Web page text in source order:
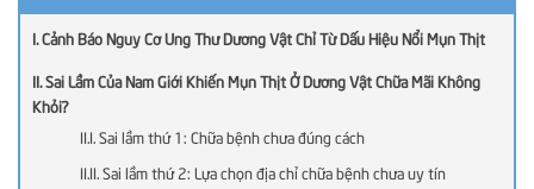
Cảnh Báo Nguy Cơ Ung Thư Dương Vật Chỉ Từ Dấu Hiệu Nổi Mụn Thịt
Sai Lầm Của Nam Giới Khiến Mụn Thịt Ở Dương Vật Chữa Mãi Không
Khỏi?
Sai lầm thứ 1: Chữa bệnh chưa đúng cách
Sai lầm thứ 2: Lựa chọn địa chỉ chữa bệnh chưa uy tín